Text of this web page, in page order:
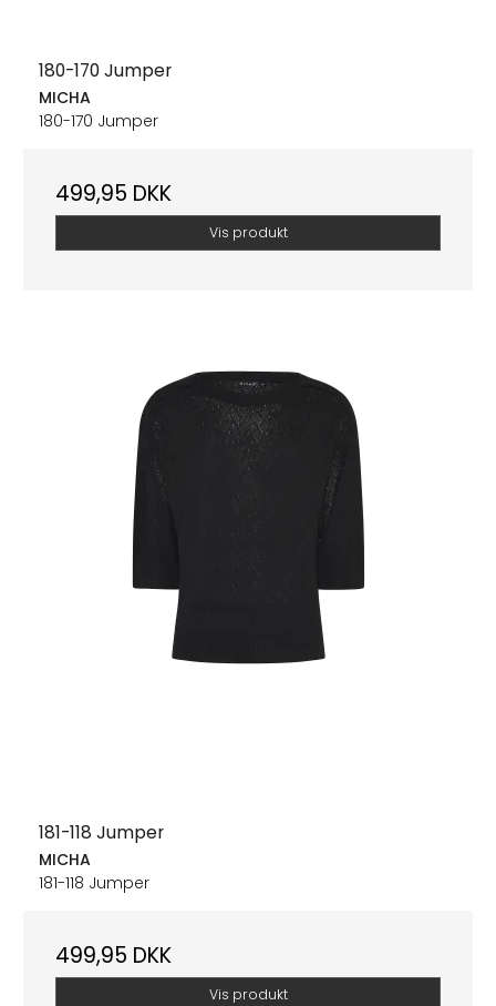
180-170 Jumper
MICHA
180-170 Jumper
499,95 DKK
Vis produkt
181-118 Jumper
MICHA
181-118 Jumper
499,95 DKK
Vis produkt